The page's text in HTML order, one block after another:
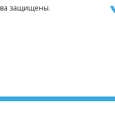
защищены.